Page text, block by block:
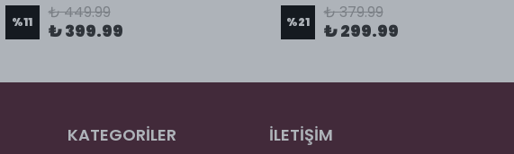
%11 ₺ 449.99
₺ 399.99 %21 ₺ 379.99
₺ 299.99
KATEGORİLER İLETİŞİM